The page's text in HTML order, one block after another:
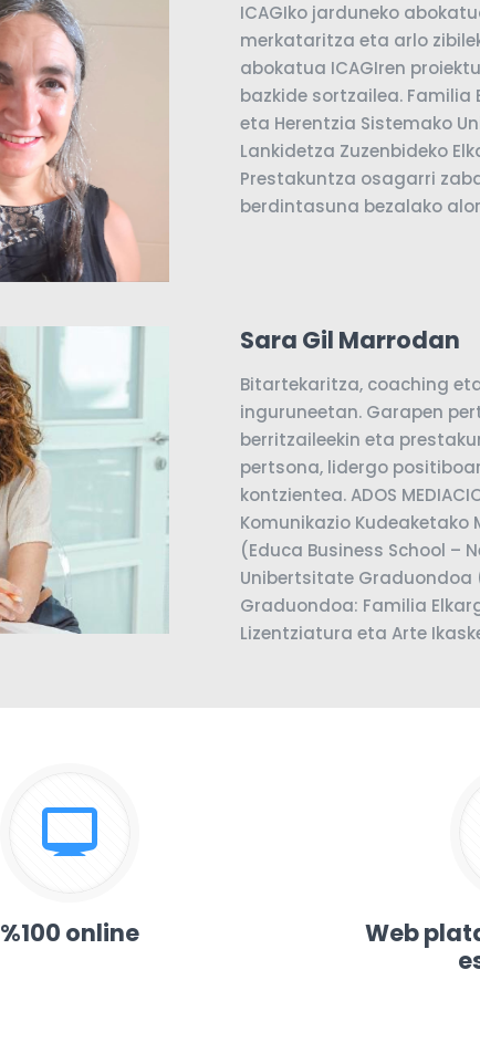
ICAGIko jarduneko
merkataritza eta arlo
abokatua ICAGIren
bazkide sortzailea. Familia
eta Herentzia Sistemako
Lankidetza Zuzenbideko
Prestakuntza osagarri
berdintasuna bezalako
Sara Gil Marrodan
Bitartekaritza, coaching
inguruneetan. Garapen
berritzaileekin eta
pertsona, lidergo
kontzientea. ADOS
Komunikazio
(Educa Business School –
Unibertsitate Graduondoa
Graduondoa: Familia
Lizentziatura eta Arte
%100 online
Web